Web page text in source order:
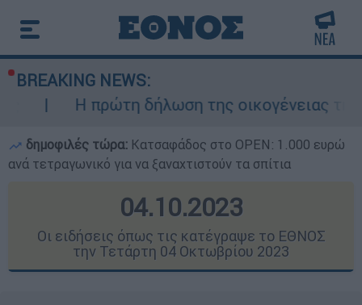
BREAKING NEWS:
δήλωση της οικογένειας της 38χρονης
δημοφιλές τώρα: Κατσαφάδος στο OPEN: 1.000 ευρώ
ανά τετραγωνικό για να ξαναχτιστούν τα σπίτια
04.10.2023
Οι ειδήσεις όπως τις κατέγραψε το ΕΘΝΟΣ
την Τετάρτη 04 Οκτωβρίου 2023